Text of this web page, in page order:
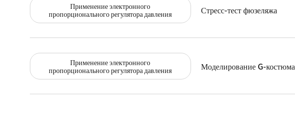
Применение электронного
пропорционального регулятора давления
Стресс-тест фюзеляжа
Применение электронного
пропорционального регулятора давления
Моделирование G-костюма